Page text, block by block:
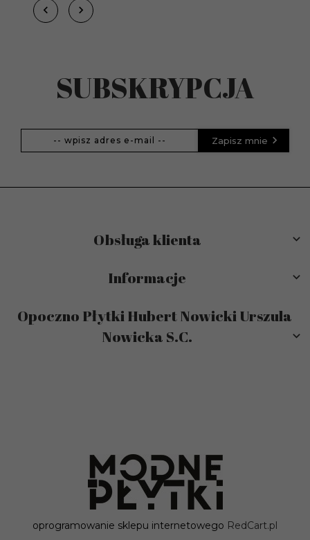
SUBSKRYPCJA
Zapisz mnie
Obsługa klienta
Informacje
Opoczno Płytki Hubert Nowicki Urszula
Nowicka S.C.
oprogramowanie sklepu internetowego RedCart.pl